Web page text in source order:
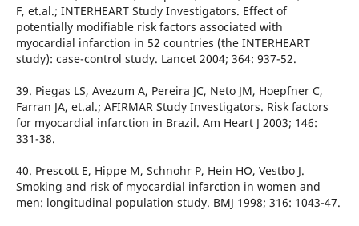
F, et.al.; INTERHEART Study Investigators. Effect of
potentially modifiable risk factors associated with
myocardial infarction in 52 countries (the INTERHEART
study): case-control study. Lancet 2004; 364: 937-52.
39. Piegas LS, Avezum A, Pereira JC, Neto JM, Hoepfner C,
Farran JA, et.al.; AFIRMAR Study Investigators. Risk factors
for myocardial infarction in Brazil. Am Heart J 2003; 146:
331-38.
40. Prescott E, Hippe M, Schnohr P, Hein HO, Vestbo J.
Smoking and risk of myocardial infarction in women and
men: longitudinal population study. BMJ 1998; 316: 1043-47.